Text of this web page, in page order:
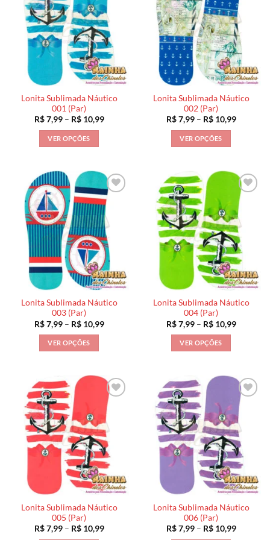
Lonita Sublimada Náutico
001 (Par)
R$7,99 – R$10,99Faixa
VER OPÇÕES
tem
várias
variantes.
As
opções
podem
ser
escolhidas
na
página
do
produto
Lonita Sublimada Náutico
002 (Par)
R$7,99 – R$10,99Faixa
VER OPÇÕES
tem
várias
variantes.
As
opções
podem
ser
escolhidas
na
do
produto
Lonita Sublimada Náutico
003 (Par)
R$7,99 – R$10,99Faixa
VER OPÇÕES
tem
várias
variantes.
As
opções
podem
ser
escolhidas
na
página
do
produto
Lonita Sublimada Náutico
004 (Par)
R$7,99 – R$10,99Faixa
VER OPÇÕES
tem
várias
variantes.
As
opções
podem
ser
escolhidas
na
página
do
produto
Lonita Sublimada Náutico
005 (Par)
R$7,99 – R$10,99Faixa
Lonita Sublimada Náutico
006 (Par)
R$7,99 – R$10,99Faixa